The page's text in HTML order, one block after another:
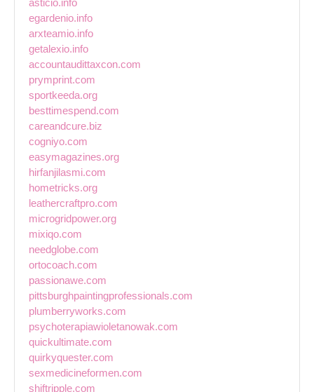
asticio.info
egardenio.info
arxteamio.info
getalexio.info
accountaudittaxcon.com
prymprint.com
sportkeeda.org
besttimespend.com
careandcure.biz
cogniyo.com
easymagazines.org
hirfanjilasmi.com
hometricks.org
leathercraftpro.com
microgridpower.org
mixiqo.com
needglobe.com
ortocoach.com
passionawe.com
pittsburghpaintingprofessionals.com
plumberryworks.com
psychoterapiawioletanowak.com
quickultimate.com
quirkyquester.com
sexmedicineformen.com
shiftripple.com